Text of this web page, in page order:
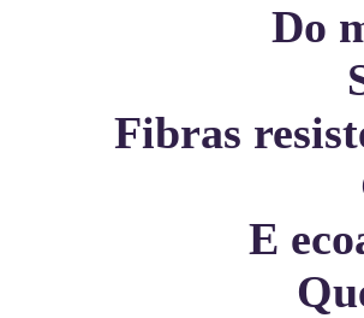
Do
Fibras
E